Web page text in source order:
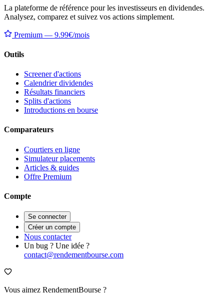
La plateforme de référence pour les investisseurs en dividendes.
Analysez, comparez et suivez vos actions simplement.
Premium — 9.99€/mois
Outils
Screener d'actions
Calendrier dividendes
Résultats financiers
Splits d'actions
Introductions en bourse
Comparateurs
Courtiers en ligne
Simulateur placements
Articles & guides
Offre Premium
Compte
Se connecter
Créer un compte
Nous contacter
Un bug ? Une idée ?
contact@rendementbourse.com
Vous aimez RendementBourse ?